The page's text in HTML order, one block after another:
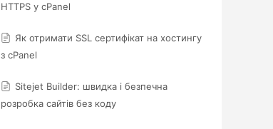
HTTPS у cPanel
Як отримати SSL сертифікат на хостингу
з cPanel
Sitejet Builder: швидка і безпечна
розробка сайтів без коду